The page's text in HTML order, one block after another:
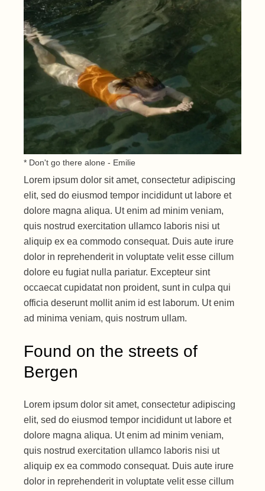
* Don't go there alone - Emilie
Lorem ipsum dolor sit amet, consectetur adipiscing
elit, sed do eiusmod tempor incididunt ut labore et
dolore magna aliqua. Ut enim ad minim veniam,
quis nostrud exercitation ullamco laboris nisi ut
aliquip ex ea commodo consequat. Duis aute irure
dolor in reprehenderit in voluptate velit esse cillum
dolore eu fugiat nulla pariatur. Excepteur sint
occaecat cupidatat non proident, sunt in culpa qui
officia deserunt mollit anim id est laborum. Ut enim
ad minima veniam, quis nostrum ullam.
Found on the streets of
Bergen
Lorem ipsum dolor sit amet, consectetur adipiscing
elit, sed do eiusmod tempor incididunt ut labore et
dolore magna aliqua. Ut enim ad minim veniam,
quis nostrud exercitation ullamco laboris nisi ut
aliquip ex ea commodo consequat. Duis aute irure
dolor in reprehenderit in voluptate velit esse cillum